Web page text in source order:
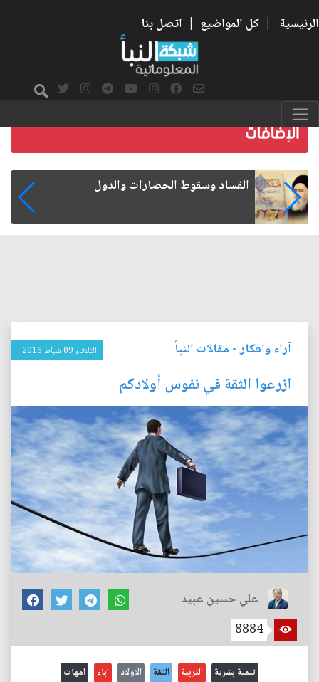
الرئيسية | كل المواضيع | اتصل بنا
رواتب الموظفين على صفيح ساخن
آراء وافكار- مقالات النبأ الثلاثاء 09 شباط 2016
ازرعوا الثقة في نفوس أولادكم
علي حسين عبيد
8884
تنمية بشرية التربية الثقة الاولاد اباء امهات